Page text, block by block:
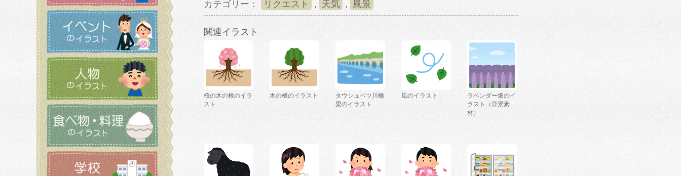
カテゴリー： リクエスト , 天気 , 風景
関連イラスト
桜の木の根のイラ
スト
木の根のイラスト
タウシュベツ川橋
梁のイラスト
風のイラスト
ラベンダー畑のイ
ラスト（背景素
材）